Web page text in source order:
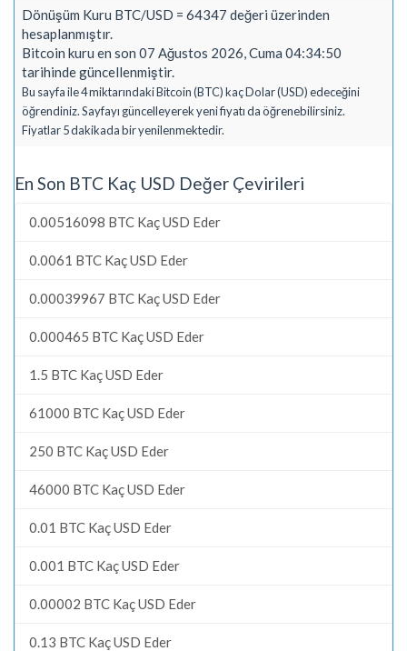
Dönüşüm Kuru BTC/USD = 64347 değeri üzerinden
hesaplanmıştır.
Bitcoin kuru en son 07 Ağustos 2026, Cuma 04:34:50
tarihinde güncellenmiştir.
Bu sayfa ile 4 miktarındaki Bitcoin (BTC) kaç Dolar (USD) edeceğini
öğrendiniz. Sayfayı güncelleyerek yeni fiyatı da öğrenebilirsiniz.
Fiyatlar 5 dakikada bir yenilenmektedir.
En Son BTC Kaç USD Değer Çevirileri
0.00516098 BTC Kaç USD Eder
0.0061 BTC Kaç USD Eder
0.00039967 BTC Kaç USD Eder
0.000465 BTC Kaç USD Eder
1.5 BTC Kaç USD Eder
61000 BTC Kaç USD Eder
250 BTC Kaç USD Eder
46000 BTC Kaç USD Eder
0.01 BTC Kaç USD Eder
0.001 BTC Kaç USD Eder
0.00002 BTC Kaç USD Eder
0.13 BTC Kaç USD Eder